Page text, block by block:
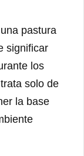
pastura
significar
los
solo de
la base